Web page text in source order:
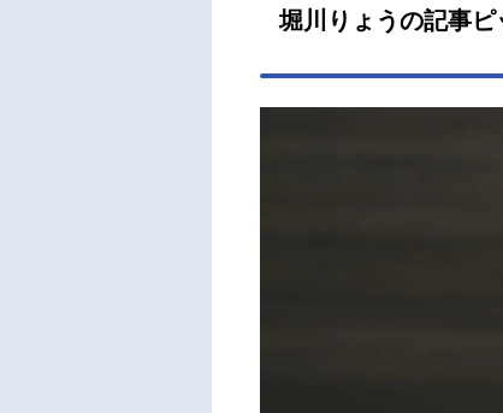
堀川りょうの記事ピ